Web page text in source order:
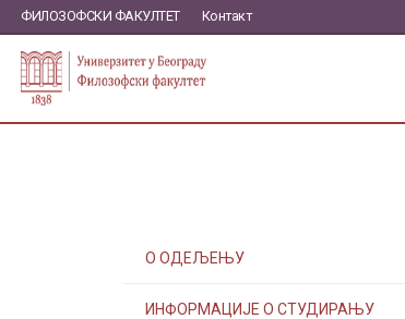
ФИЛОЗОФСКИ ФАКУЛТЕТ Контакт
О ОДЕЉЕЊУ
ИНФОРМАЦИЈЕ О СТУДИРАЊУ